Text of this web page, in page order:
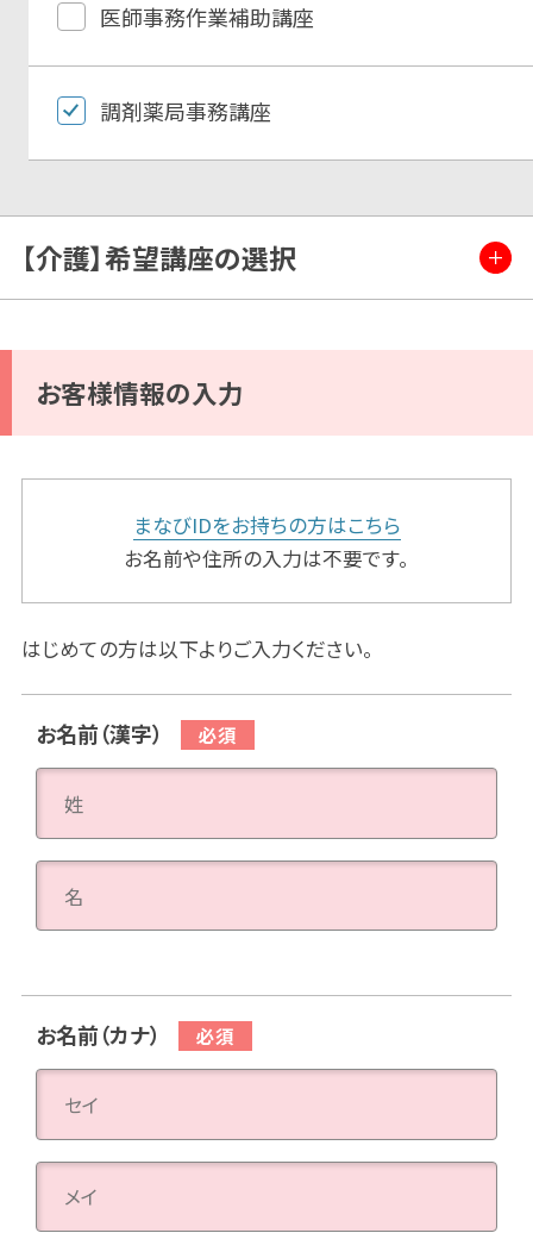
医師事務作業補助講座
調剤薬局事務講座
【介護】希望講座の選択
お客様情報の入力
まなびIDをお持ちの方はこちら
お名前や住所の入力は不要です。
はじめての方は以下よりご入力ください。
お名前（漢字）
お名前（カナ）